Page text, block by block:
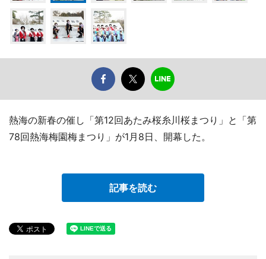
熱海の新春の催し「第12回あたみ桜糸川桜まつり」と「第
78回熱海梅園梅まつり」が1月8日、開幕した。
記事を読む